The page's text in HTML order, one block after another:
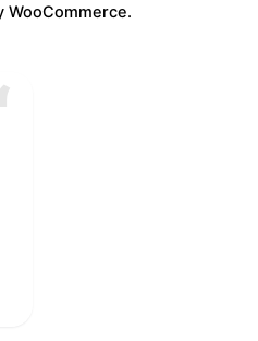
WooCommerce.